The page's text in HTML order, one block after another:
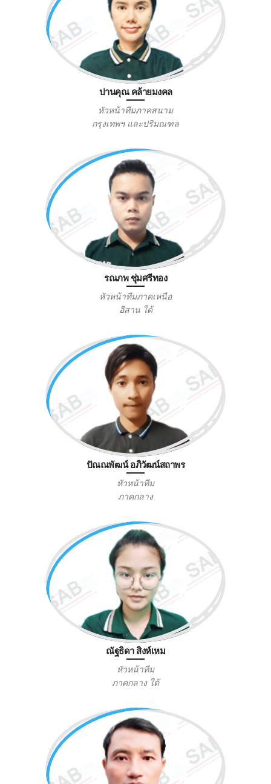
ปานคุณ คล้ายมงคล
หัวหน้าทีมภาคสนาม
กรุงเทพฯ และปริมณฑล
รณภพ ชุ่มศรีทอง
หัวหน้าทีมภาคเหนือ
อีสาน ใต้
ปัณณพัฒน์ อภิวัฒน์สถาพร
หัวหน้าทีม
ภาคกลาง
ณัฐธิดา สิงห์เหม
หัวหน้าทีม
ภาคกลาง ใต้